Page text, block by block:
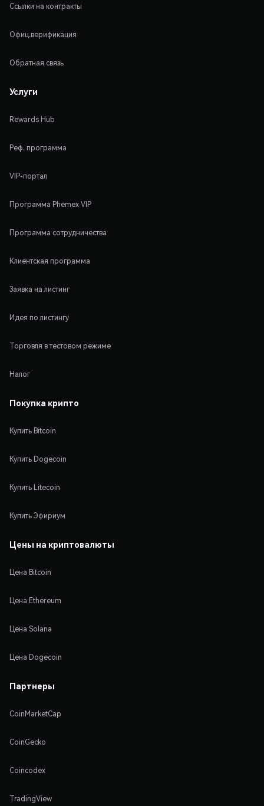
Ссылки на контракты
Офиц.верификация
Обратная связь
Услуги
Rewards Hub
Реф. программа
VIP-портал
Программа Phemex VIP
Программа сотрудничества
Клиентская программа
Заявка на листинг
Идея по листингу
Торговля в тестовом режиме
Налог
Покупка крипто
Купить Bitcoin
Купить Dogecoin
Купить Litecoin
Купить Эфириум
Цены на криптовалюты
Цена Bitcoin
Цена Ethereum
Цена Solana
Цена Dogecoin
Партнеры
CoinMarketCap
CoinGecko
Coincodex
TradingView